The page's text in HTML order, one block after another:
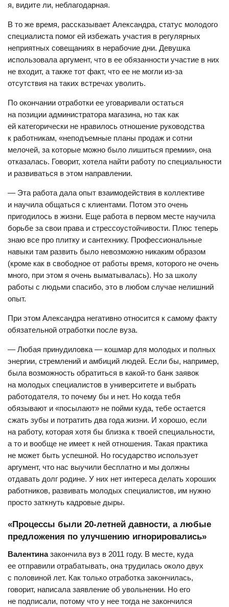
я, видите ли, неблагодарная.
В то же время, рассказывает Александра, статус молодого
специалиста помог ей избежать участия в регулярных
неприятных совещаниях в нерабочие дни. Девушка
использовала аргумент, что в ее обязанности участие в них
не входит, а также тот факт, что ее не могли из-за
отсутствия на таких встречах уволить.
По окончании отработки ее уговаривали остаться
на позиции администратора магазина, но так как
ей категорически не нравилось отношение руководства
к работникам, «неподъемные планы продаж и сотни
мелочей, за которые можно было лишиться премии», она
отказалась. Говорит, хотела найти работу по специальности
и развиваться в этом направлении.
— Эта работа дала опыт взаимодействия в коллективе
и научила общаться с клиентами. Потом это очень
пригодилось в жизни. Еще работа в первом месте научила
борьбе за свои права и стрессоустойчивости. Плюс теперь
знаю все про плитку и сантехнику. Профессиональные
навыки там развить было невозможно никаким образом
(кроме как в свободное от работы время, которого не очень
много, при этом я очень выматывалась). Но за школу
работы с людьми спасибо, это в любом случае нелишний
опыт.
При этом Александра негативно относится к самому факту
обязательной отработки после вуза.
— Любая принудиловка — кошмар для молодых и полных
энергии, стремлений и амбиций людей. Если бы, например,
была возможность обратиться в какой-то банк заявок
на молодых специалистов в университете и выбрать
работодателя, то почему бы и нет. Но когда тебя
обязывают и «посылают» не пойми куда, тебе остается
сжать зубы и потратить два года жизни. И хорошо, если
на работу, которая хотя бы близка к твоей специальности,
а то и вообще не имеет к ней отношения. Такая практика
не может быть успешной. Но государство использует
аргумент, что нас выучили бесплатно и мы должны
отдавать долг родине. У них нет интереса делать хороших
работников, развивать молодых специалистов, им нужно
просто заткнуть кадровые дыры.
«Процессы были 20-летней давности, а любые
предложения по улучшению игнорировались»
Валентиназакончила вуз в 2011 году. В месте, куда
ее отправили отрабатывать, она трудилась около двух
с половиной лет. Как только отработка закончилась,
говорит, написала заявление об увольнении. Но его
не подписали, потому что у нее тогда не закончился